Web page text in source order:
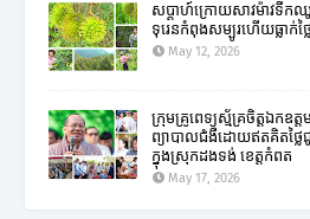
សប្តាហ៍ក្រោយសាវម៉ាវទឹ
ទុរេនកំពុងសម្បូរហើយធ្លាក់ថ្ល
May 12, 2026
ក្រុមគ្រូពេទ្យស្ម័គ្រចិត្តឯកឧ
ព្យាបាលជំងឺដោយឥតគិតថ្លៃ
ក្នុងស្រុកដងទង់ ខេត្តកំពត
May 17, 2026